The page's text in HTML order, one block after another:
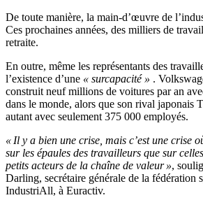
De toute manière, la main-d’œuvre de
Ces prochaines années, des milliers de
retraite.
En outre, même les représentants des
l’existence d’une « surcapacité » .
construit neuf millions de voitures par an
dans le monde, alors que son rival japonais
autant avec seulement 375 000 employés.
« Il y a bien une crise, mais c’est une crise
sur les épaules des travailleurs que sur
petits acteurs de la chaîne de valeur »,
Darling, secrétaire générale de la fédération
IndustriAll, à Euractiv.